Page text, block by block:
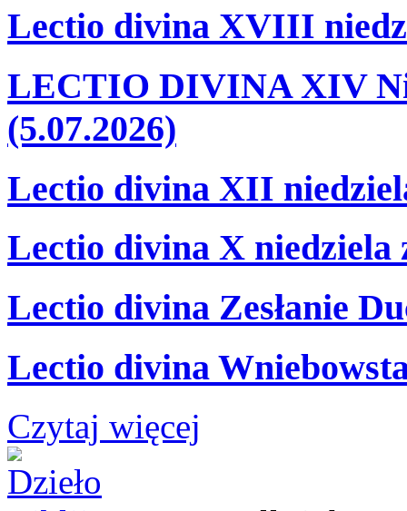
Lectio divina XVIII
LECTIO DIVINA XIV
(5.07.2026)
Lectio divina XII
Lectio divina X niedziela
Lectio divina Zesłanie
Lectio divina
Czytaj więcej